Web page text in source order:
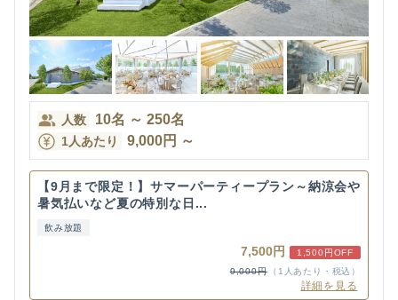
人数 10名 ～ 250名
1人あたり 9,000円 ～
【9月まで限定！】サマーパーティープラン～納涼会や
暑気払いなど夏の特別な日...
飲み放題
7,500円
1,500円OFF
9,000円
（1人あたり・税込）
詳細を見る